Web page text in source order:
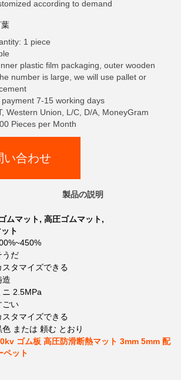
according to demand
1 piece
plastic film packaging, outer wooden
number is large, we will use pallet or
7-15 working days
Western Union, L/C, D/A, MoneyGram
Pieces per Month
い合わせ
製品の説明
ムマット, 高圧ゴムマット,
ト
うだ
スタマイズできる
造
ニ 2.5MPa
ごい
スタマイズできる
色 または 頼む とおり
ゴム板 高圧防滑断熱マット 3mm 5mm 配
ペット